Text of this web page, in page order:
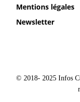
Mentions légales
Newsletter
© 2018- 2025 Infos